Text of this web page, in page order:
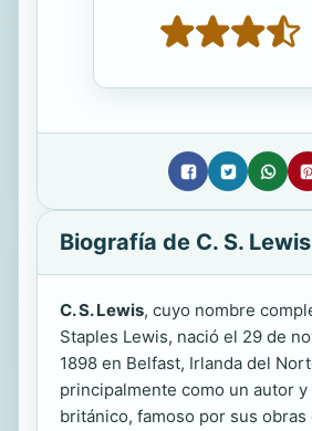
Biografía de C. S. Lewis
C. S. Lewis, cuyo nombre
Staples Lewis, nació el 29 de
1898 en Belfast, Irlanda del
principalmente como un autor y
británico, famoso por sus